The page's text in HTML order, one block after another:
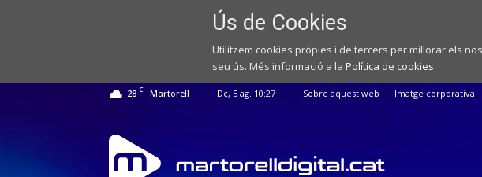
Ús de Cookies
Utilitzem cookies pròpies i de tercers per millorar els
seu ús. Més informació a la Política de cookies
28 C Martorell Dc, 5 ag. 10:27 Sobre aquest web Imatge corporativa
Web
de
notícies